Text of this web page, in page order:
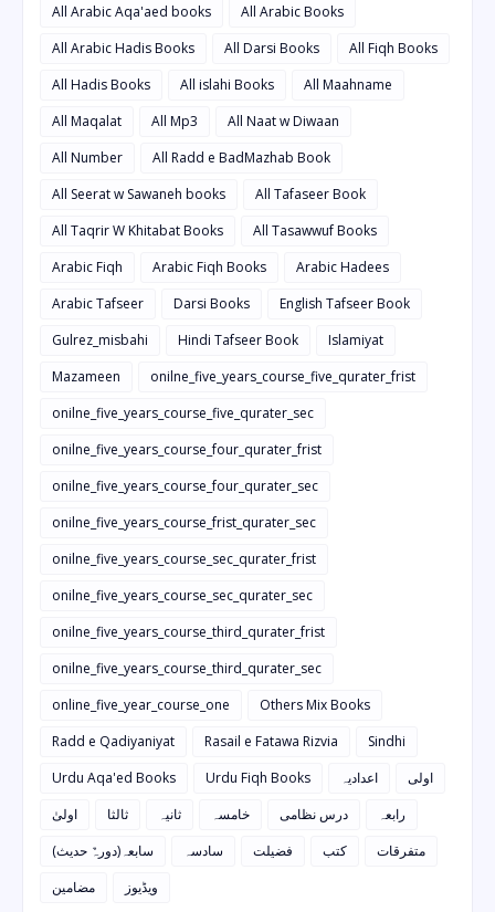
All Arabic Aqa'aed books
All Arabic Books
All Arabic Hadis Books
All Darsi Books
All Fiqh Books
All Hadis Books
All islahi Books
All Maahname
All Maqalat
All Mp3
All Naat w Diwaan
All Number
All Radd e BadMazhab Book
All Seerat w Sawaneh books
All Tafaseer Book
All Taqrir W Khitabat Books
All Tasawwuf Books
Arabic Fiqh
Arabic Fiqh Books
Arabic Hadees
Arabic Tafseer
Darsi Books
English Tafseer Book
Gulrez_misbahi
Hindi Tafseer Book
Islamiyat
Mazameen
onilne_five_years_course_five_qurater_frist
onilne_five_years_course_five_qurater_sec
onilne_five_years_course_four_qurater_frist
onilne_five_years_course_four_qurater_sec
onilne_five_years_course_frist_qurater_sec
onilne_five_years_course_sec_qurater_frist
onilne_five_years_course_sec_qurater_sec
onilne_five_years_course_third_qurater_frist
onilne_five_years_course_third_qurater_sec
online_five_year_course_one
Others Mix Books
Radd e Qadiyaniyat
Rasail e Fatawa Rizvia
Sindhi
Urdu Aqa'ed Books
Urdu Fiqh Books اعدادیہ
اولی
اولیٰ
ثالثا ثانیہ خامسہ درس نظامی
رابعہ
سابعہ(دورہٌ حدیث)
سادسہ فضیلت کتب
متفرقات
مضامین
ویڈیوز